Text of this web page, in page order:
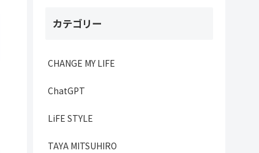
カテゴリー
CHANGE MY LIFE
ChatGPT
LiFE STYLE
TAYA MITSUHIRO